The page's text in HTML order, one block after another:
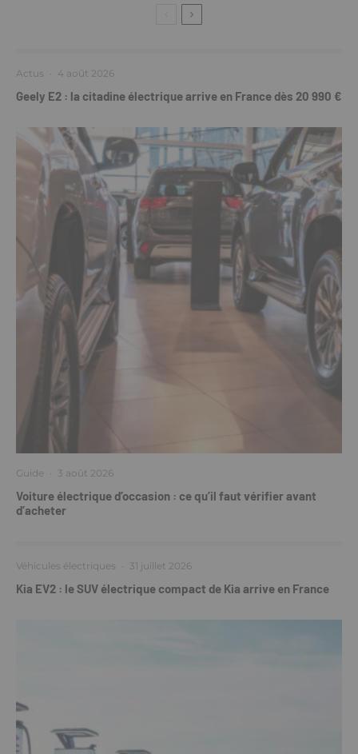
Actus · 4 août 2026
Geely E2 : la citadine électrique arrive en France dès 20 990 €
Guide · 3 août 2026
Voiture électrique d’occasion : ce qu’il faut vérifier avant
d’acheter
Véhicules électriques · 31 juillet 2026
Kia EV2 : le SUV électrique compact de Kia arrive en France